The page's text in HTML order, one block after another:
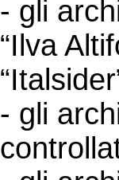
- gli
“Ilva
- gli